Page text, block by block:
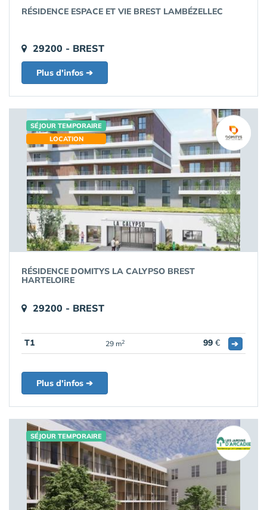
RÉSIDENCE ESPACE ET VIE BREST LAMBÉZELLEC
29200 - BREST
Plus d'infos ➔
SÉJOUR TEMPORAIRE
LOCATION
RÉSIDENCE DOMITYS LA CALYPSO BREST
HARTELOIRE
29200 - BREST
T1 29 m2 99 € ➔
Plus d'infos ➔
SÉJOUR TEMPORAIRE